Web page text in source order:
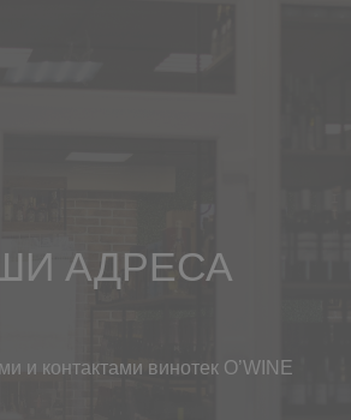
АДРЕСА
и контактами винотек O’WINE